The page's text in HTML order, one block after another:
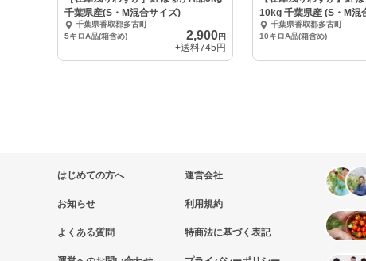
千葉県産(S・M混合サイズ)
千葉県香取郡多古町
5キロA品(箱含め)
2,900円
+送料745円
10kg 千葉県産 (S・M混
千葉県香取郡多古町
10キロA品(箱含め)
はじめての方へ
お知らせ
よくある質問
運営会社
利用規約
特商法に基づく表記